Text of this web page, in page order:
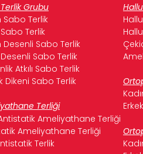
Grubu
Sabo Terlik
Terlik
Desenli Sabo Terlik
Desenli Sabo Terlik
Atkılı Sabo Terlik
Dikeni Sabo Terlik
Terliği
Antistatik Ameliyathane Terliği
Ameliyathane Terliği
Terlik